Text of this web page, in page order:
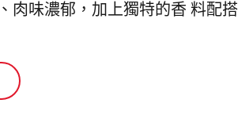
肉味濃郁，加上獨特的香 料配